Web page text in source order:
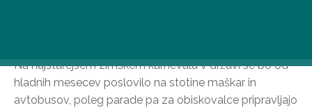
Na najstarejšem zimskem karnevalu v državi se bo od
hladnih mesecev poslovilo na stotine maškar in
avtobusov, poleg parade pa za obiskovalce pripravljajo